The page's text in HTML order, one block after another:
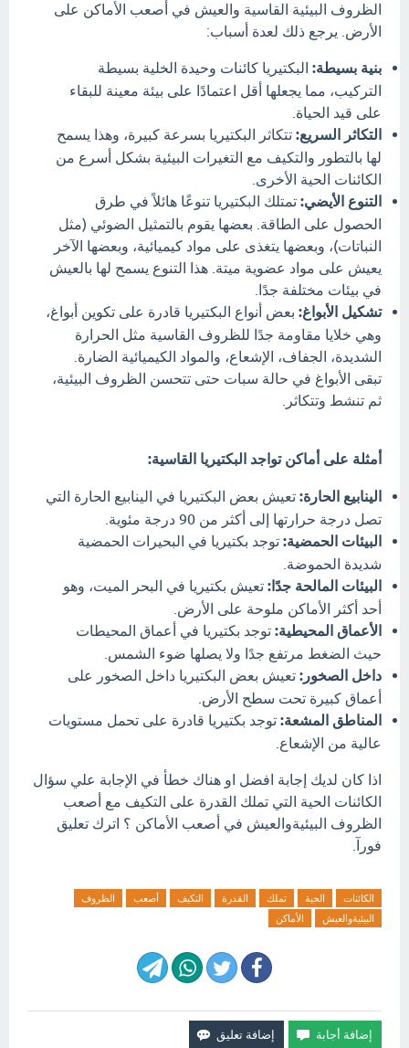
الظروف البيئية القاسية والعيش في أصعب الأماكن على
الأرض. يرجع ذلك لعدة أسباب:
بنية بسيطة: البكتيريا كائنات وحيدة الخلية بسيطة
التركيب، مما يجعلها أقل اعتمادًا على بيئة معينة للبقاء
على قيد الحياة.
التكاثر السريع: تتكاثر البكتيريا بسرعة كبيرة، وهذا يسمح
لها بالتطور والتكيف مع التغيرات البيئية بشكل أسرع من
الكائنات الحية الأخرى.
التنوع الأيضي: تمتلك البكتيريا تنوعًا هائلاً في طرق
الحصول على الطاقة. بعضها يقوم بالتمثيل الضوئي (مثل
النباتات)، وبعضها يتغذى على مواد كيميائية، وبعضها الآخر
يعيش على مواد عضوية ميتة. هذا التنوع يسمح لها بالعيش
في بيئات مختلفة جدًا.
تشكيل الأبواغ: بعض أنواع البكتيريا قادرة على تكوين أبواغ،
وهي خلايا مقاومة جدًا للظروف القاسية مثل الحرارة
الشديدة، الجفاف، الإشعاع، والمواد الكيميائية الضارة.
تبقى الأبواغ في حالة سبات حتى تتحسن الظروف البيئية،
ثم تنشط وتتكاثر.
أمثلة على أماكن تواجد البكتيريا القاسية:
الينابيع الحارة: تعيش بعض البكتيريا في الينابيع الحارة التي
تصل درجة حرارتها إلى أكثر من 90 درجة مئوية.
البيئات الحمضية: توجد بكتيريا في البحيرات الحمضية
شديدة الحموضة.
البيئات المالحة جدًا: تعيش بكتيريا في البحر الميت، وهو
أحد أكثر الأماكن ملوحة على الأرض.
الأعماق المحيطية: توجد بكتيريا في أعماق المحيطات
حيث الضغط مرتفع جدًا ولا يصلها ضوء الشمس.
داخل الصخور: تعيش بعض البكتيريا داخل الصخور على
أعماق كبيرة تحت سطح الأرض.
المناطق المشعة: توجد بكتيريا قادرة على تحمل مستويات
عالية من الإشعاع.
اذا كان لديك إجابة افضل او هناك خطأ في الإجابة علي سؤال
الكائنات الحية التي تملك القدرة على التكيف مع أصعب
الظروف البيئيةوالعيش في أصعب الأماكن ؟ اترك تعليق
فورآ.
الكائنات الحية تملك القدرة التكيف أصعب
الظروف
البيئيةوالعيش
الأماكن